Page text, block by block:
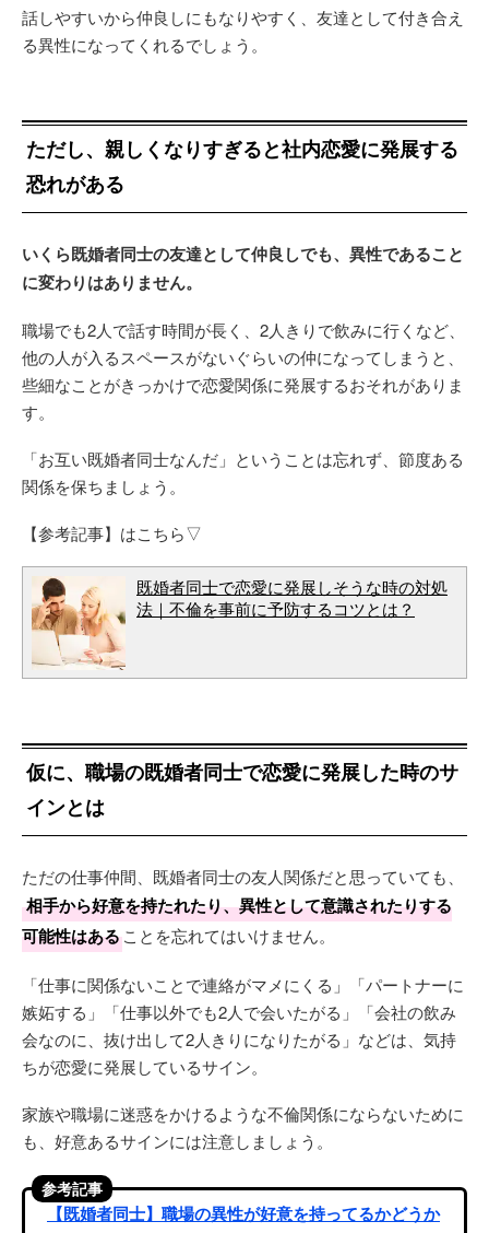
話しやすいから仲良しにもなりやすく、友達として付き合え
る異性になってくれるでしょう。
ただし、親しくなりすぎると社内恋愛に発展する
恐れがある
いくら既婚者同士の友達として仲良しでも、異性であること
に変わりはありません。
職場でも2人で話す時間が長く、2人きりで飲みに行くなど、
他の人が入るスペースがないぐらいの仲になってしまうと、
些細なことがきっかけで恋愛関係に発展するおそれがありま
す。
「お互い既婚者同士なんだ」ということは忘れず、節度ある
関係を保ちましょう。
【参考記事】はこちら▽
既婚者同士で恋愛に発展しそうな時の対処
法｜不倫を事前に予防するコツとは？
仮に、職場の既婚者同士で恋愛に発展した時のサ
インとは
ただの仕事仲間、既婚者同士の友人関係だと思っていても、
相手から好意を持たれたり、異性として意識されたりする
可能性はあることを忘れてはいけません。
「仕事に関係ないことで連絡がマメにくる」「パートナーに
嫉妬する」「仕事以外でも2人で会いたがる」「会社の飲み
会なのに、抜け出して2人きりになりたがる」などは、気持
ちが恋愛に発展しているサイン。
家族や職場に迷惑をかけるような不倫関係にならないために
も、好意あるサインには注意しましょう。
参考記事
【既婚者同士】職場の異性が好意を持ってるかどうか